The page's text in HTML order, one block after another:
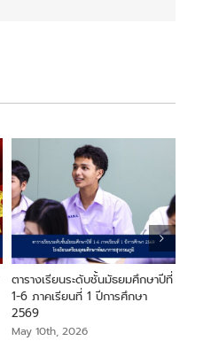
ตารางเรียนระดับชั้นมัธยมศึกษาปีที่
1-6 ภาคเรียนที่ 1 ปีการศึกษา
2569
May 10th, 2026